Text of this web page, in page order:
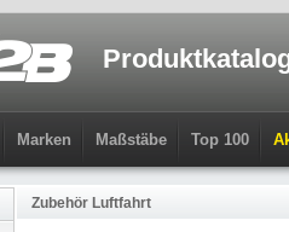
Marken Maßstäbe Top 100
Zubehör Luftfahrt